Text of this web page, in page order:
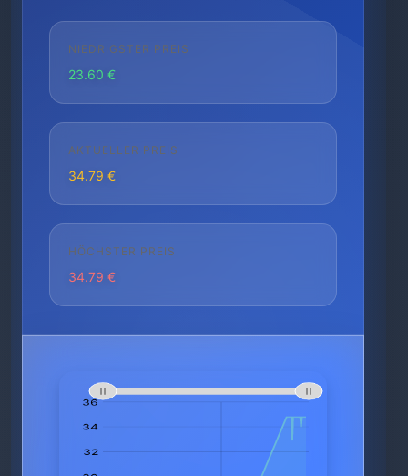
NIEDRIGSTER PREIS
23.60 €
AKTUELLER PREIS
34.79 €
HÖCHSTER PREIS
34.79 €